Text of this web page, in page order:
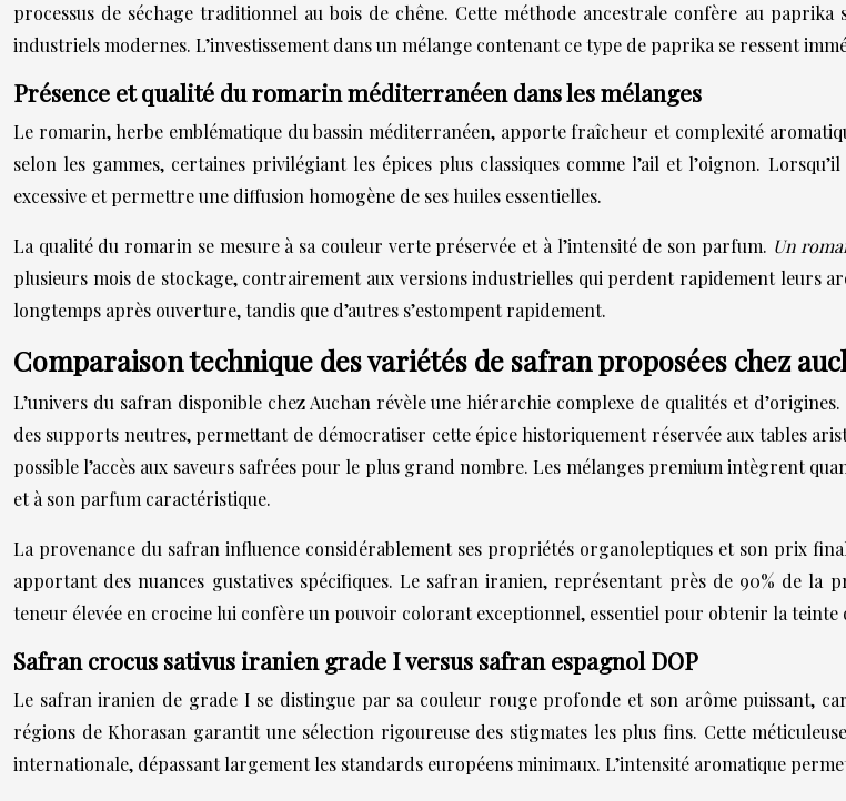
processus de séchage traditionnel au bois de chêne. Cette méthode ancestrale confère au
industriels modernes. L’investissement dans un mélange contenant ce type de paprika se ressent
Présence et qualité du romarin méditerranéen dans les mélanges
Le romarin, herbe emblématique du bassin méditerranéen, apporte fraîcheur et complexité
selon les gammes, certaines privilégiant les épices plus classiques comme l’ail et l’oignon.
excessive et permettre une diffusion homogène de ses huiles essentielles.
La qualité du romarin se mesure à sa couleur verte préservée et à l’intensité de son parfum. Un
plusieurs mois de stockage, contrairement aux versions industrielles qui perdent rapidement leurs
longtemps après ouverture, tandis que d’autres s’estompent rapidement.
Comparaison technique des variétés de safran proposées chez
L’univers du safran disponible chez Auchan révèle une hiérarchie complexe de qualités et
des supports neutres, permettant de démocratiser cette épice historiquement réservée aux tables
possible l’accès aux saveurs safrées pour le plus grand nombre. Les mélanges premium intègrent
et à son parfum caractéristique.
La provenance du safran influence considérablement ses propriétés organoleptiques et son prix
apportant des nuances gustatives spécifiques. Le safran iranien, représentant près de 90% de
teneur élevée en crocine lui confère un pouvoir colorant exceptionnel, essentiel pour obtenir la teinte
Safran crocus sativus iranien grade I versus safran espagnol DOP
Le safran iranien de grade I se distingue par sa couleur rouge profonde et son arôme puissant,
régions de Khorasan garantit une sélection rigoureuse des stigmates les plus fins. Cette
internationale, dépassant largement les standards européens minimaux. L’intensité aromatique